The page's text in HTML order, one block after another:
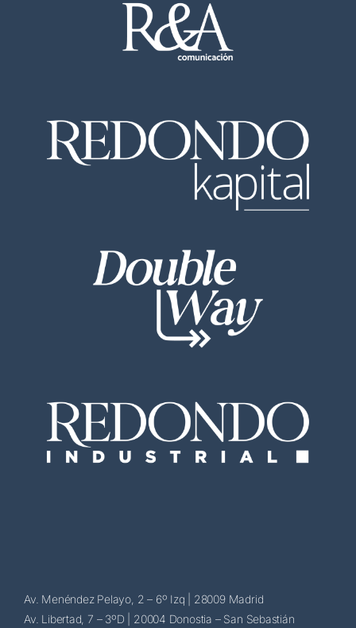
Av. Menéndez Pelayo, 2 – 6º Izq | 28009 Madrid
Av. Libertad, 7 – 3ºD | 20004 Donostia – San Sebastián